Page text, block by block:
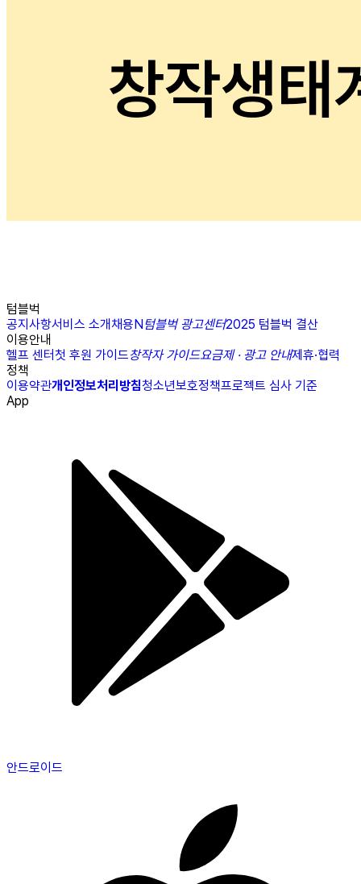
텀블벅
공지사항서비스 소개채용N텀블벅 광고센터2025 텀블벅 결산
이용안내
헬프 센터첫 후원 가이드창작자 가이드요금제 · 광고 안내제휴·협력
정책
이용약관개인정보처리방침청소년보호정책프로젝트 심사 기준
App
안드로이드